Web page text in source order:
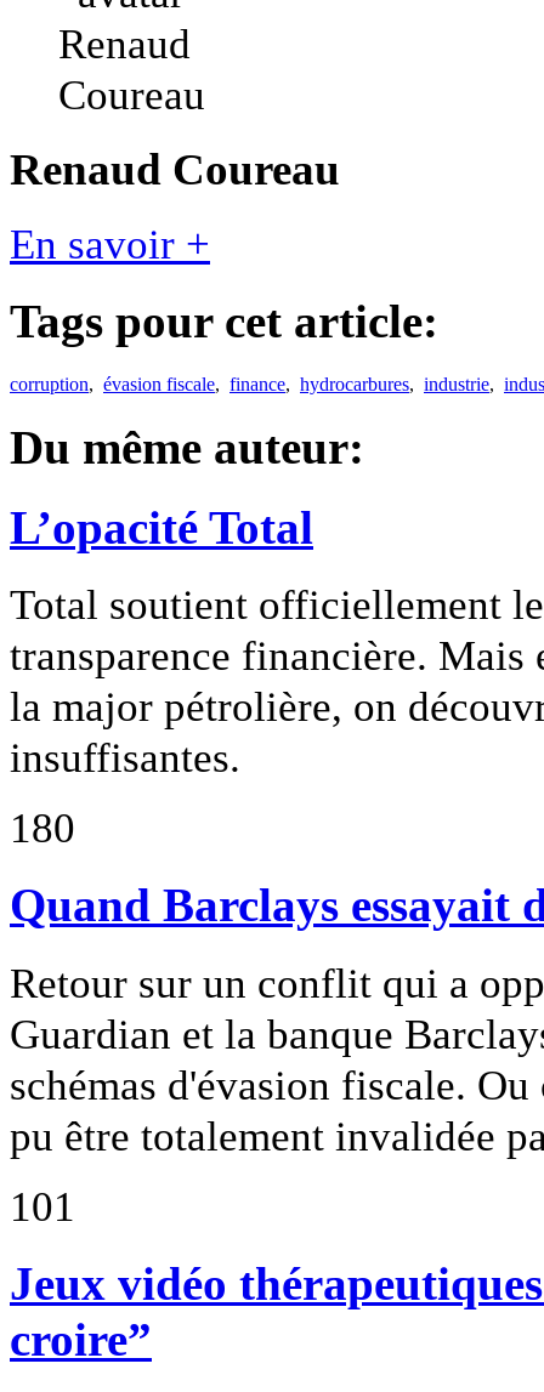
Renaud Coureau
En savoir +
Tags pour cet article:
corruption, évasion fiscale, finance, hydrocarbures, industrie,
Du même auteur:
L’opacité Total
Total soutient officiellement
transparence financière. Mais
la major pétrolière, on
insuffisantes.
180
Quand Barclays essayait
Retour sur un conflit qui a
Guardian et la banque
schémas d'évasion fiscale.
pu être totalement invalidée
101
Jeux vidéo
croire”